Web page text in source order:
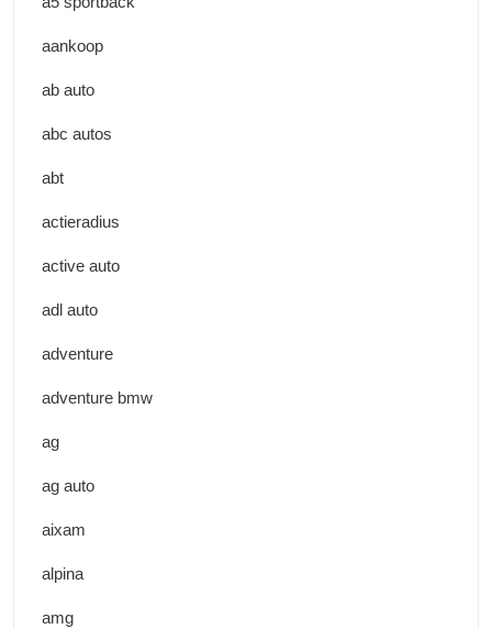
aankoop
ab auto
abc autos
abt
actieradius
active auto
adl auto
adventure
adventure bmw
ag
ag auto
aixam
alpina
amg